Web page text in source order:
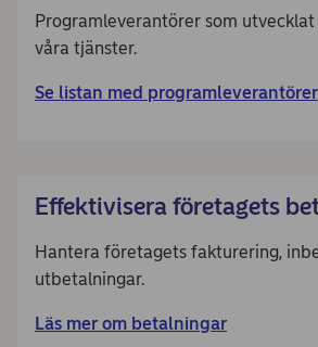
Programleverantörer som
våra tjänster.
Se listan med programleverantörer
Effektivisera företagets
Hantera företagets fakturering,
utbetalningar.
Läs mer om betalningar